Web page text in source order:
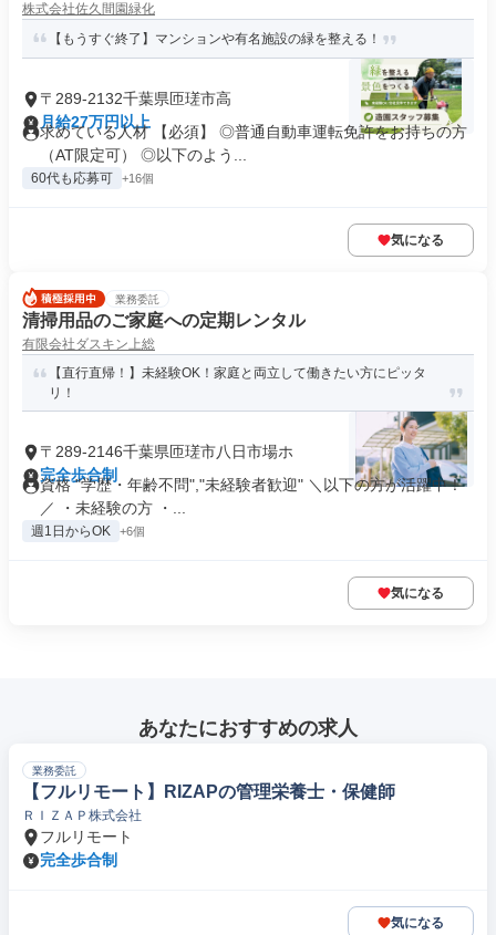
株式会社佐久間園緑化
【もうすぐ終了】マンションや有名施設の緑を整える！
〒289-2132千葉県匝瑳市高
月給27万円以上
求めている人材 【必須】 ◎普通自動車運転免許をお持ちの方
（AT限定可） ◎以下のよう...
60代も応募可 +16個
気になる
業務委託
清掃用品のご家庭への定期レンタル
有限会社ダスキン上総
【直行直帰！】未経験OK！家庭と両立して働きたい方にピッタ
リ！
〒289-2146千葉県匝瑳市八日市場ホ
完全歩合制
資格 "学歴・年齢不問","未経験者歓迎" ＼以下の方が活躍中！
／ ・未経験の方 ・...
週1日からOK +6個
気になる
あなたにおすすめの求人
業務委託
【フルリモート】RIZAPの管理栄養士・保健師
ＲＩＺＡＰ株式会社
フルリモート
完全歩合制
気になる